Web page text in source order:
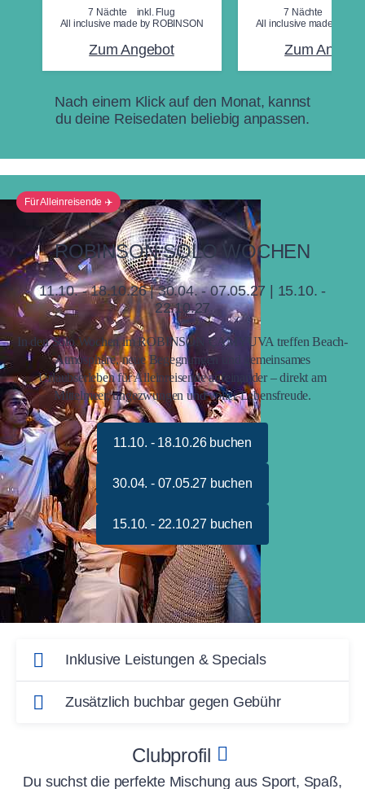
7 Nächte
inkl. Flug
All inclusive made by ROBINSON
Zum Angebot
7 Nächte
All inclusive made by
Zum
Nach einem Klick auf den Monat, kannst
du deine Reisedaten beliebig anpassen.
Für Alleinreisende ✈️
ROBINSON SOLO WOCHEN
11.10. - 18.10.26 | 30.04. - 07.05.27 | 15.10. -
22.10.27
In den Solo Wochen im ROBINSON ÇAMYUVA treffen Beach-
Atmosphäre, neue Begegnungen und gemeinsames
Urlaubserleben für Alleinreisende aufeinander – direkt am
Mittelmeer, ungezwungen und voller Lebensfreude.
11.10. - 18.10.26 buchen
30.04. - 07.05.27 buchen
15.10. - 22.10.27 buchen
Inklusive Leistungen & Specials
Täglich: Welcome Get Together in
Gemeinsame Abendessen mit
reservierten Tischen im KUYU Restaurant
Zusätzlich buchbar gegen Gebühr
Boots- bzw. Yachttour
Clubprofil
Du suchst die perfekte Mischung aus Sport, Spaß,